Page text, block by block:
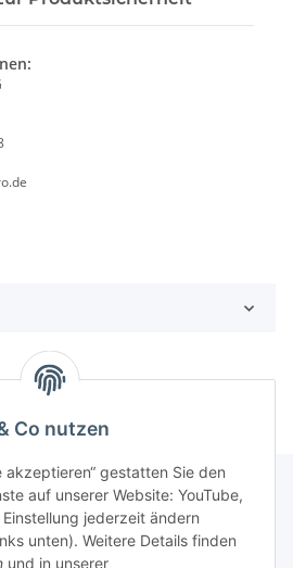
Co nutzen
akzeptieren“ gestatten Sie den
auf unserer Website: YouTube,
jederzeit ändern
unten). Weitere Details finden
und in unserer